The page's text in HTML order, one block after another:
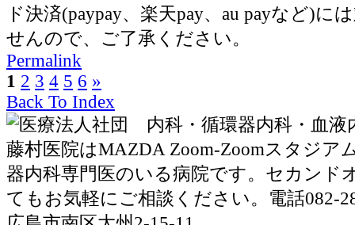
ド決済(paypay、楽天pay、au payなど)に
せんので、ご了承ください。
Permalink
1 2 3 4 5 6 »
Back To Index